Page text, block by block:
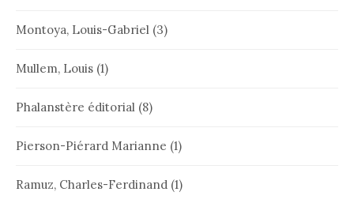
Montoya, Louis-Gabriel (3)
Mullem, Louis (1)
Phalanstère éditorial (8)
Pierson-Piérard Marianne (1)
Ramuz, Charles-Ferdinand (1)